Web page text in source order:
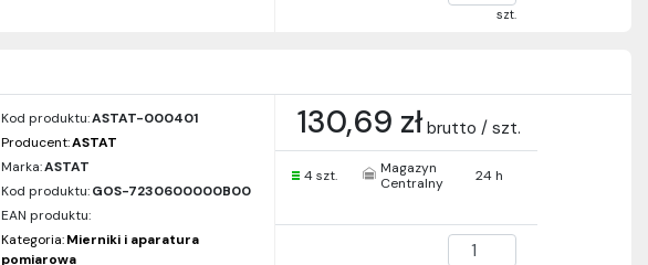
szt.
Kod produktu:ASTAT-000401
Producent:ASTAT
Marka:ASTAT
Kod produktu:GOS-7230600000B00
EAN produktu:
Kategoria:Mierniki i aparatura
pomiarowa
130,69 zł brutto / szt.
4 szt.
Magazyn
Centralny
24 h